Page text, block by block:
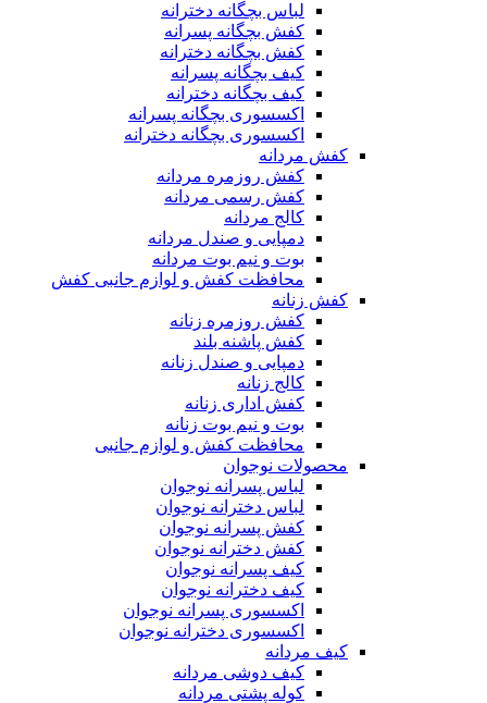
لباس بچگانه دخترانه
کفش بچگانه پسرانه
کفش بچگانه دخترانه
کیف بچگانه پسرانه
کیف بچگانه دخترانه
اکسسوری بچگانه پسرانه
اکسسوری بچگانه دخترانه
کفش مردانه
کفش روزمره مردانه
کفش رسمی مردانه
کالج مردانه
دمپایی و صندل مردانه
بوت و نیم بوت مردانه
محافظت کفش و لوازم جانبی کفش
کفش زنانه
کفش روزمره زنانه
کفش پاشنه بلند
دمپایی و صندل زنانه
کالج زنانه
کفش اداری زنانه
بوت و نیم بوت زنانه
محافظت کفش و لوازم جانبی
محصولات نوجوان
لباس پسرانه نوجوان
لباس دخترانه نوجوان
کفش پسرانه نوجوان
کفش دخترانه نوجوان
کیف پسرانه نوجوان
کیف دخترانه نوجوان
اکسسوری پسرانه نوجوان
اکسسوری دخترانه نوجوان
کیف مردانه
کیف دوشی مردانه
کوله پشتی مردانه